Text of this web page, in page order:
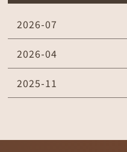
2026-07
2026-04
2025-11